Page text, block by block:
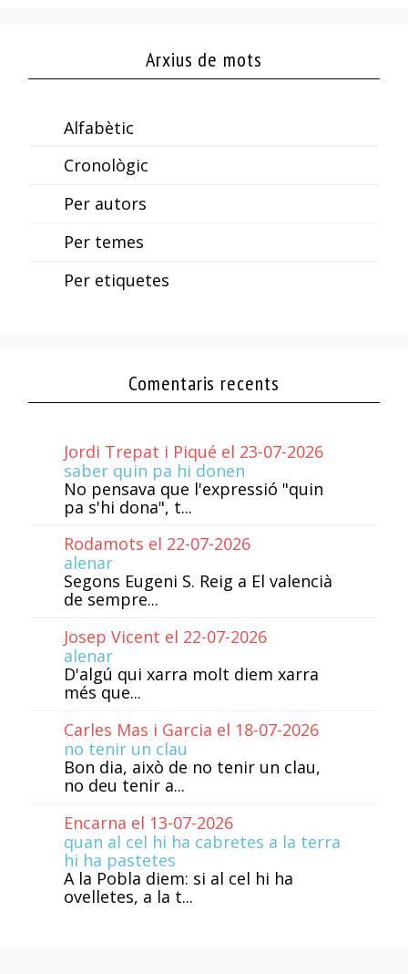
Arxius de mots
Alfabètic
Cronològic
Per autors
Per temes
Per etiquetes
Comentaris recents
Jordi Trepat i Piqué el 23-07-2026
saber quin pa hi donen
No pensava que l'expressió "quin
pa s'hi dona", t...
Rodamots el 22-07-2026
alenar
Segons Eugeni S. Reig a El valencià
de sempre...
Josep Vicent el 22-07-2026
alenar
D'algú qui xarra molt diem xarra
més que...
Carles Mas i Garcia el 18-07-2026
no tenir un clau
Bon dia, això de no tenir un clau,
no deu tenir a...
Encarna el 13-07-2026
quan al cel hi ha cabretes a la terra
hi ha pastetes
A la Pobla diem: si al cel hi ha
ovelletes, a la t...